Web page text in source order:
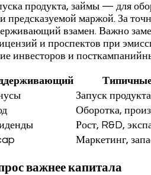
продукта, займы — для
маржой. За
взамен. Важно
и проспектов при
инвесторов и
Запуск
Оборотка,
Рост, R&D,
Маркетинг,
важнее капитала